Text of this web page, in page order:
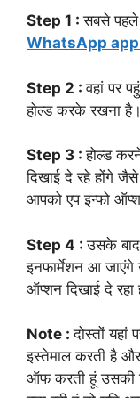
Step 1 :सबसे
WhatsApp
Step 2 :वहां पर
होल्ड करके रखना है।
Step 3 :होल्ड
दिखाई दे रहे होंगे
आपको एप इन्फो
Step 4 :उसके
इनफार्मेशन आ
ऑप्शन दिखाई दे रहा
Note :दोस्तों यहां
इस्तेमाल करती है
ऑफ करती हूं उसकी